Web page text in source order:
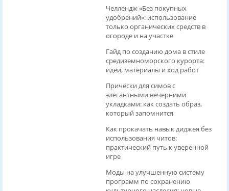
Челлендж «Без покупных
удобрений»: использование
только органических средств в
огороде и на участке
Гайд по созданию дома в стиле
средиземноморского курорта:
идеи, материалы и ход работ
Причёски для симов с
элегантными вечерними
укладками: как создать образ,
который запомнится
Как прокачать навык диджея без
использования читов:
практический путь к уверенной
игре
Моды на улучшенную систему
программ по сохранению